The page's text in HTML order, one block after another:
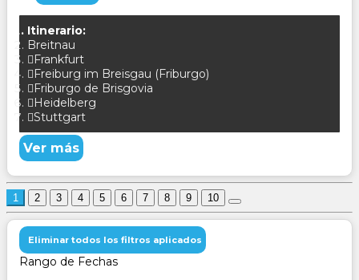
Itinerario:
Breitnau
Frankfurt
Freiburg im Breisgau (Friburgo)
Friburgo de Brisgovia
Heidelberg
Stuttgart
Ver más
1 2 3 4 5 6 7 8 9 10
Eliminar todos los filtros aplicados
Rango de Fechas